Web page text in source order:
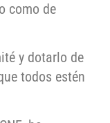
como de
y dotarlo de
todos estén